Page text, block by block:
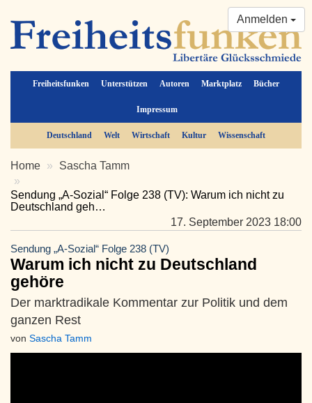
Freiheitsfunken Unterstützen Autoren Marktplatz Bücher
Impressum
Anmelden
Deutschland Welt Wirtschaft Kultur Wissenschaft
Home Sascha Tamm
Sendung „A-Sozial“ Folge 238 (TV): Warum ich nicht zu
Deutschland geh…
17. September 2023 18:00
Sendung „A-Sozial“ Folge 238 (TV)
Warum ich nicht zu Deutschland
gehöre
Der marktradikale Kommentar zur Politik und dem
ganzen Rest
von Sascha Tamm